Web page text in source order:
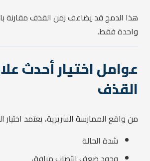
هذا الدمج قد يضاعف زمن القذف مقارنة
واحدة فقط.
عوامل اختيار أحدث
القذف
من واقع الممارسة السريرية، يعتمد اختيار
شدة الحالة